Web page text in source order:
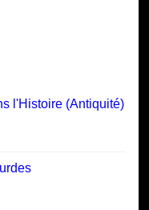
l'Histoire (Antiquité)